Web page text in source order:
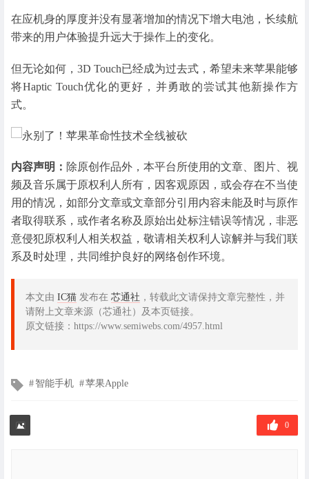
在应机身的厚度并没有显著增加的情况下增大电池，长续航
带来的用户体验提升远大于操作上的变化。
但无论如何，3D Touch已经成为过去式，希望未来苹果能够
将Haptic Touch优化的更好，并勇敢的尝试其他新操作方
式。
内容声明： 除原创作品外，本平台所使用的文章、图片、视
频及音乐属于原权利人所有，因客观原因，或会存在不当使
用的情况，如部分文章或文章部分引用内容未能及时与原作
者取得联系，或作者名称及原始出处标注错误等情况，非恶
意侵犯原权利人相关权益，敬请相关权利人谅解并与我们联
系及时处理，共同维护良好的网络创作环境。
本文由 IC猫 发布在 芯通社 ，转载此文请保持文章完整性，并
请附上文章来源（芯通社）及本页链接。
原文链接：https://www.semiwebs.com/4957.html
文
签
智能手机 苹果Apple
0